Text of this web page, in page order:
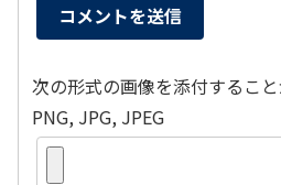
次の形式の画像を添付するこ
PNG, JPG, JPEG